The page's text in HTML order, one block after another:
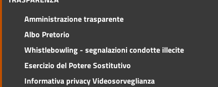
Amministrazione trasparente
Albo Pretorio
Whistlebowling - segnalazioni condotte illecite
Esercizio del Potere Sostitutivo
Informativa privacy Videosorveglianza